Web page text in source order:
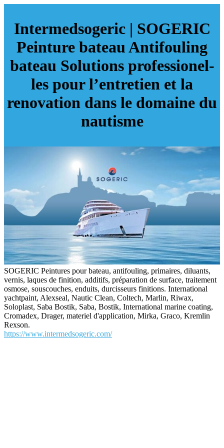
In­termed­soge­ric | SOGERIC
Peinture bateau Antifouling
bateau Solutions profes­sio­nel­
les pour l’entretien et la
renovation dans le domaine du
nautisme
SOGERIC Peintures pour bateau, antifouling, primaires, diluants,
vernis, laques de finition, additifs, préparation de surface, traitement
osmose, souscouches, enduits, durcisseurs finitions. International
yachtpaint, Alexseal, Nautic Clean, Coltech, Marlin, Riwax,
Soloplast, Saba Bostik, Saba, Bostik, International marine coating,
Cromadex, Drager, materiel d'application, Mirka, Graco, Kremlin
Rexson.
https://www.intermedsogeric.com/